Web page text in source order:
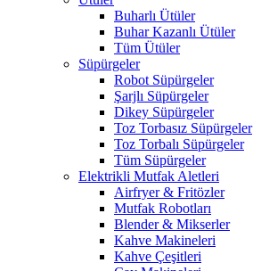
Buharlı Ütüler
Buhar Kazanlı Ütüler
Tüm Ütüler
Süpürgeler
Robot Süpürgeler
Şarjlı Süpürgeler
Dikey Süpürgeler
Toz Torbasız Süpürgeler
Toz Torbalı Süpürgeler
Tüm Süpürgeler
Elektrikli Mutfak Aletleri
Airfryer & Fritözler
Mutfak Robotları
Blender & Mikserler
Kahve Makineleri
Kahve Çeşitleri